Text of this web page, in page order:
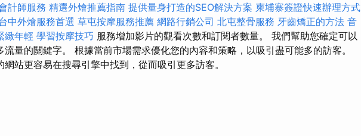
計師服務 精選外燴推薦指南 提供量身打造的SEO解決方案 柬埔寨簽證快速辦理方式
中外燴服務首選 草屯按摩服務推薦 網路行銷公司 北屯整骨服務 牙齒矯正的方法 音
緻年輕 學習按摩技巧 服務增加影片的觀看次數和訂閱者數量。 我們幫助您確定可以
量的關鍵字。 根據當前市場需求優化您的內容和策略，以吸引盡可能多的訪客。
站更容易在搜尋引擎中找到，從而吸引更多訪客。